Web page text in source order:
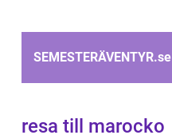
SEMESTERÄVENTYR.se
resa till marocko